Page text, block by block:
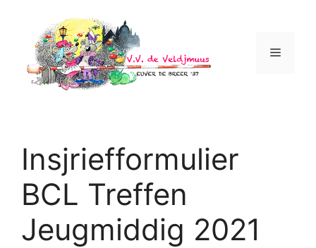
inhoud
Menu
Insjriefformulier
BCL Treffen
Jeugmiddig 2021